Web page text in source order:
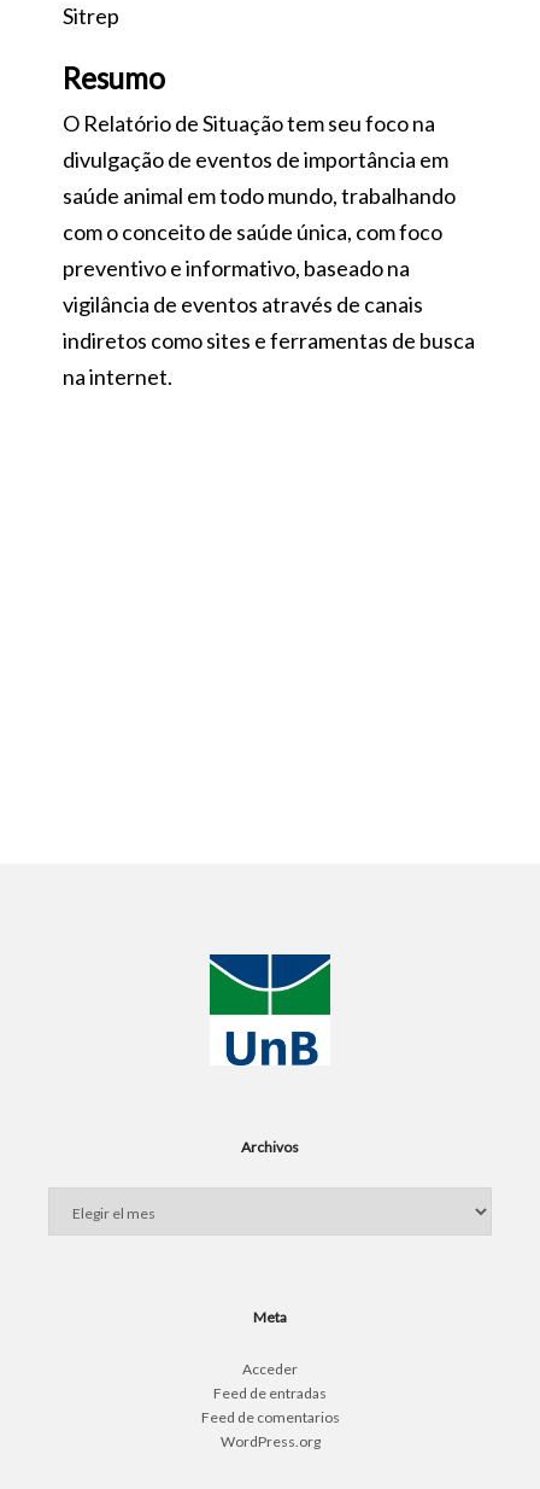
Sitrep
Resumo
O Relatório de Situação tem seu foco na
divulgação de eventos de importância em
saúde animal em todo mundo, trabalhando
com o conceito de saúde única, com foco
preventivo e informativo, baseado na
vigilância de eventos através de canais
indiretos como sites e ferramentas de busca
na internet.
Archivos
Meta
Acceder
Feed de entradas
Feed de comentarios
WordPress.org